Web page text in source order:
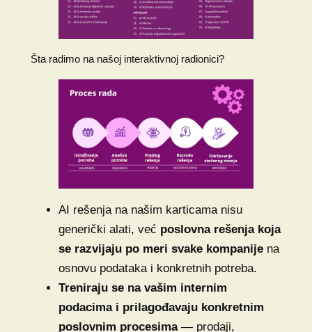
Šta radimo na našoj interaktivnoj radionici?
AI rešenja na našim karticama nisu
generički alati, već poslovna rešenja koja
se razvijaju po meri svake kompanije na
osnovu podataka i konkretnih potreba.
Treniraju se na vašim internim
podacima i prilagođavaju konkretnim
poslovnim procesima— prodaji,